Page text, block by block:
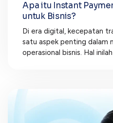
Apa itu Instant
untuk Bisnis?
Di era digital, kecepatan
satu aspek penting dalam
operasional bisnis. Hal